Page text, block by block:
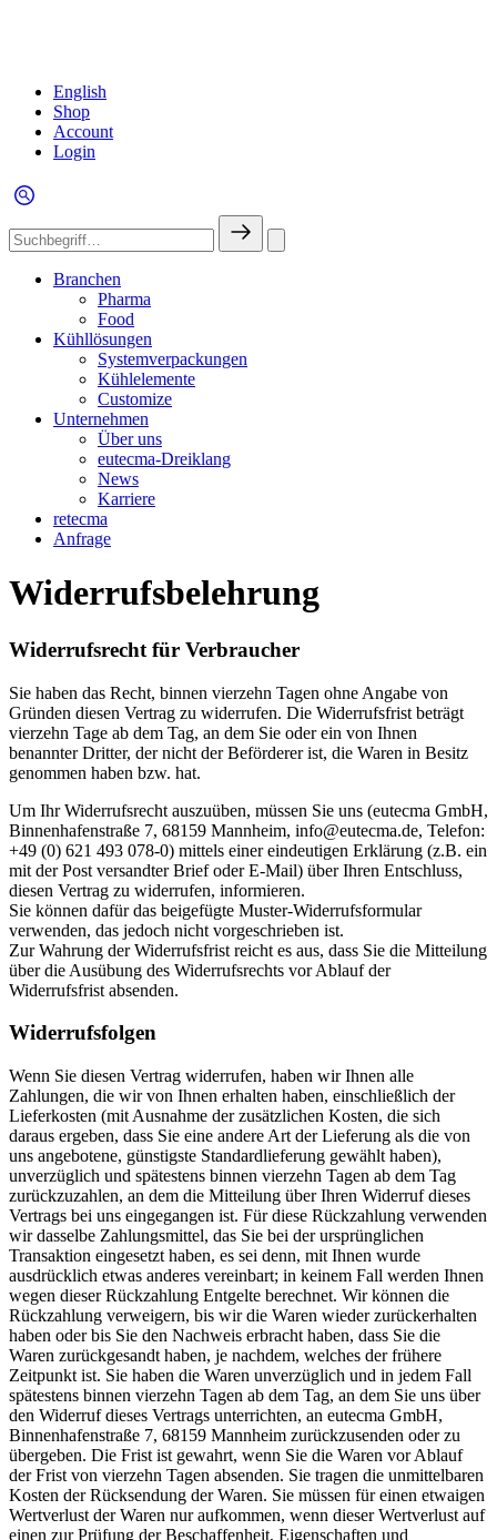
English
Shop
Account
Login
Branchen
Pharma
Food
Kühllösungen
Systemverpackungen
Kühlelemente
Customize
Unternehmen
Über uns
eutecma-Dreiklang
News
Karriere
retecma
Anfrage
Widerrufsbelehrung
Widerrufsrecht für Verbraucher
Sie haben das Recht, binnen vierzehn Tagen ohne Angabe von
Gründen diesen Vertrag zu widerrufen. Die Widerrufsfrist beträgt
vierzehn Tage ab dem Tag, an dem Sie oder ein von Ihnen
benannter Dritter, der nicht der Beförderer ist, die Waren in Besitz
genommen haben bzw. hat.
Um Ihr Widerrufsrecht auszuüben, müssen Sie uns (eutecma GmbH,
Binnenhafenstraße 7, 68159 Mannheim, info@eutecma.de, Telefon:
+49 (0) 621 493 078-0) mittels einer eindeutigen Erklärung (z.B. ein
mit der Post versandter Brief oder E-Mail) über Ihren Entschluss,
diesen Vertrag zu widerrufen, informieren.
Sie können dafür das beigefügte Muster-Widerrufsformular
verwenden, das jedoch nicht vorgeschrieben ist.
Zur Wahrung der Widerrufsfrist reicht es aus, dass Sie die Mitteilung
über die Ausübung des Widerrufsrechts vor Ablauf der
Widerrufsfrist absenden.
Widerrufsfolgen
Wenn Sie diesen Vertrag widerrufen, haben wir Ihnen alle
Zahlungen, die wir von Ihnen erhalten haben, einschließlich der
Lieferkosten (mit Ausnahme der zusätzlichen Kosten, die sich
daraus ergeben, dass Sie eine andere Art der Lieferung als die von
uns angebotene, günstigste Standardlieferung gewählt haben),
unverzüglich und spätestens binnen vierzehn Tagen ab dem Tag
zurückzuzahlen, an dem die Mitteilung über Ihren Widerruf dieses
Vertrags bei uns eingegangen ist. Für diese Rückzahlung verwenden
wir dasselbe Zahlungsmittel, das Sie bei der ursprünglichen
Transaktion eingesetzt haben, es sei denn, mit Ihnen wurde
ausdrücklich etwas anderes vereinbart; in keinem Fall werden Ihnen
wegen dieser Rückzahlung Entgelte berechnet. Wir können die
Rückzahlung verweigern, bis wir die Waren wieder zurückerhalten
haben oder bis Sie den Nachweis erbracht haben, dass Sie die
Waren zurückgesandt haben, je nachdem, welches der frühere
Zeitpunkt ist. Sie haben die Waren unverzüglich und in jedem Fall
spätestens binnen vierzehn Tagen ab dem Tag, an dem Sie uns über
den Widerruf dieses Vertrags unterrichten, an eutecma GmbH,
Binnenhafenstraße 7, 68159 Mannheim zurückzusenden oder zu
übergeben. Die Frist ist gewahrt, wenn Sie die Waren vor Ablauf
der Frist von vierzehn Tagen absenden. Sie tragen die unmittelbaren
Kosten der Rücksendung der Waren. Sie müssen für einen etwaigen
Wertverlust der Waren nur aufkommen, wenn dieser Wertverlust auf
einen zur Prüfung der Beschaffenheit, Eigenschaften und